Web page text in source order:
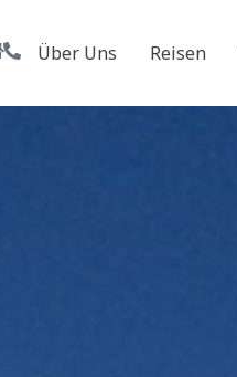
Über Uns Reisen